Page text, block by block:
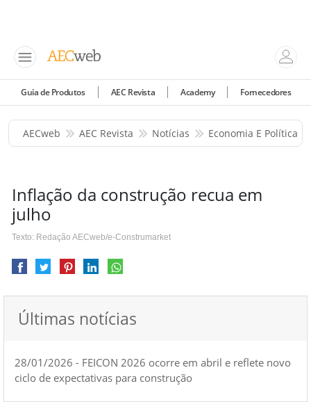
Guia de Produtos AEC Revista Academy Fornecedores
AECweb AEC Revista Notícias Economia E Política
Inflação da construção recua em
julho
Texto: Redação AECweb/e-Construmarket
Últimas notícias
28/01/2026 - FEICON 2026 ocorre em abril e reflete novo
ciclo de expectativas para construção